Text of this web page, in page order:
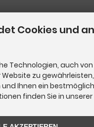
Cookies und
Technologien, auch
zu
Ihnen ein
finden Sie in unserer